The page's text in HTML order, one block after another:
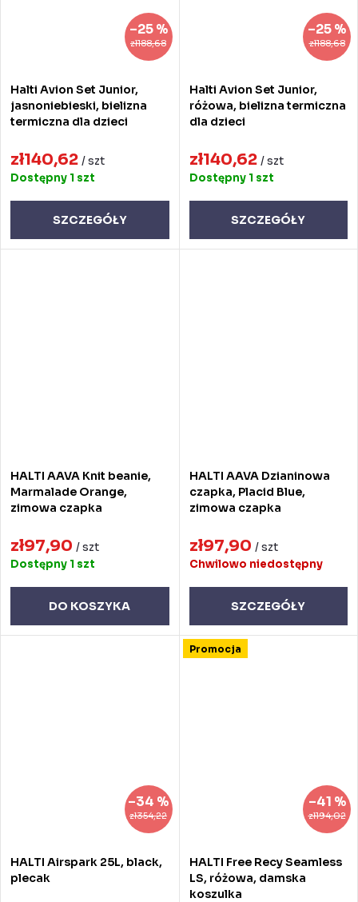
zł188,68
–25 %
Halti Avion Set Junior,
jasnoniebieski, bielizna
termiczna dla dzieci
zł140,62 / szt
Dostępny 1 szt
SZCZEGÓŁY
zł188,68
–25 %
Halti Avion Set Junior,
różowa, bielizna termiczna
dla dzieci
zł140,62 / szt
Dostępny 1 szt
SZCZEGÓŁY
HALTI AAVA Knit beanie,
Marmalade Orange,
zimowa czapka
zł97,90 / szt
Dostępny 1 szt
DO KOSZYKA
HALTI AAVA Dzianinowa
czapka, Placid Blue,
zimowa czapka
zł97,90 / szt
Chwilowo niedostępny
SZCZEGÓŁY
zł354,22
–34 %
HALTI Airspark 25L, black,
plecak
Promocja
zł194,02
–41 %
HALTI Free Recy Seamless
LS, różowa, damska
koszulka